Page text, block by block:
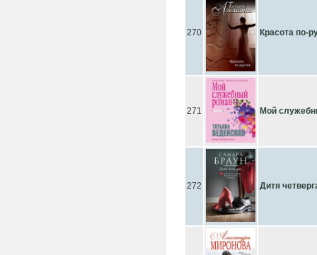
270 Красота по-
271 Мой
272 Дитя